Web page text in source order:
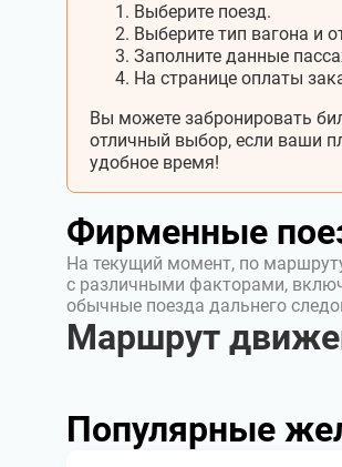
Выберите поезд.
Выберите тип вагона и
Заполните данные
На странице оплаты
Вы можете забронировать
отличный выбор, если ваши
удобное время!
Фирменные
На текущий момент, по
с различными факторами,
обычные поезда дальнего
Маршрут
Популярные